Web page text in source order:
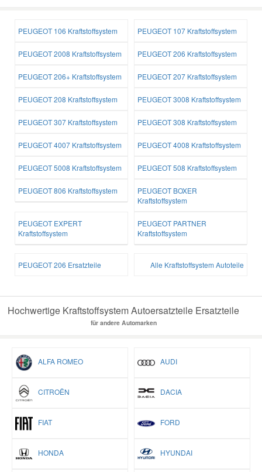
PEUGEOT 106 Kraftstoffsystem PEUGEOT 107 Kraftstoffsystem
PEUGEOT 2008 Kraftstoffsystem PEUGEOT 206 Kraftstoffsystem
PEUGEOT 206+ Kraftstoffsystem PEUGEOT 207 Kraftstoffsystem
PEUGEOT 208 Kraftstoffsystem PEUGEOT 3008 Kraftstoffsystem
PEUGEOT 307 Kraftstoffsystem PEUGEOT 308 Kraftstoffsystem
PEUGEOT 4007 Kraftstoffsystem PEUGEOT 4008 Kraftstoffsystem
PEUGEOT 5008 Kraftstoffsystem PEUGEOT 508 Kraftstoffsystem
PEUGEOT 806 Kraftstoffsystem
PEUGEOT BOXER
Kraftstoffsystem
PEUGEOT EXPERT
Kraftstoffsystem
PEUGEOT PARTNER
Kraftstoffsystem
PEUGEOT 206 Ersatzteile Alle Kraftstoffsystem Autoteile
Hochwertige Kraftstoffsystem Autoersatzteile Ersatzteile
für andere Automarken
ALFA ROMEO AUDI
CITROËN DACIA
FIAT FORD
HONDA HYUNDAI